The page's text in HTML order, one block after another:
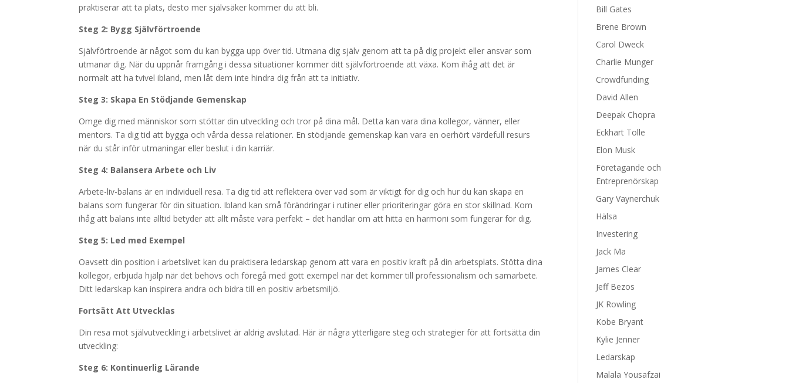
praktiserar att ta plats, desto mer självsäker kommer du att bli.
Steg 2: Bygg Självförtroende
Självförtroende är något som du kan bygga upp över tid. Utmana dig själv genom att ta på dig projekt eller ansvar som
utmanar dig. När du uppnår framgång i dessa situationer kommer ditt självförtroende att växa. Kom ihåg att det är
normalt att ha tvivel ibland, men låt dem inte hindra dig från att ta initiativ.
Steg 3: Skapa En Stödjande Gemenskap
Omge dig med människor som stöttar din utveckling och tror på dina mål. Detta kan vara dina kollegor, vänner, eller
mentors. Ta dig tid att bygga och vårda dessa relationer. En stödjande gemenskap kan vara en oerhört värdefull resurs
när du står inför utmaningar eller beslut i din karriär.
Steg 4: Balansera Arbete och Liv
Arbete-liv-balans är en individuell resa. Ta dig tid att reflektera över vad som är viktigt för dig och hur du kan skapa en
balans som fungerar för din situation. Ibland kan små förändringar i rutiner eller prioriteringar göra en stor skillnad. Kom
ihåg att balans inte alltid betyder att allt måste vara perfekt – det handlar om att hitta en harmoni som fungerar för dig.
Steg 5: Led med Exempel
Oavsett din position i arbetslivet kan du praktisera ledarskap genom att vara en positiv kraft på din arbetsplats. Stötta dina
kollegor, erbjuda hjälp när det behövs och föregå med gott exempel när det kommer till professionalism och samarbete.
Ditt ledarskap kan inspirera andra och bidra till en positiv arbetsmiljö.
Fortsätt Att Utvecklas
Din resa mot självutveckling i arbetslivet är aldrig avslutad. Här är några ytterligare steg och strategier för att fortsätta din
utveckling:
Steg 6: Kontinuerlig Lärande
Bill Gates
Brene Brown
Carol Dweck
Charlie Munger
Crowdfunding
David Allen
Deepak Chopra
Eckhart Tolle
Elon Musk
Företagande och
Entreprenörskap
Gary Vaynerchuk
Hälsa
Investering
Jack Ma
James Clear
Jeff Bezos
JK Rowling
Kobe Bryant
Kylie Jenner
Ledarskap
Malala Yousafzai